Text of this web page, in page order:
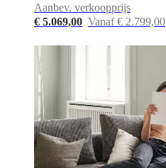
Aanbev. verkoopprijs
€ 5.069,00 Vanaf € 2.799,00